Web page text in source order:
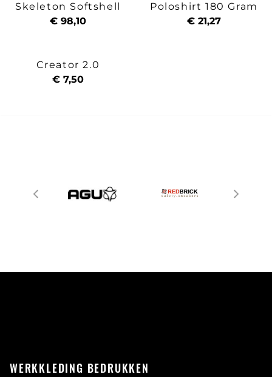
Skeleton Softshell
€ 98,10
Poloshirt 180 Gram
€ 21,27
Creator 2.0
€ 7,50
WERKKLEDING BEDRUKKEN